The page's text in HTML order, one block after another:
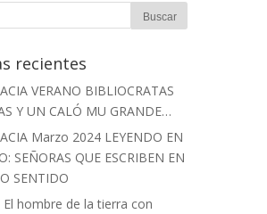
recientes
VERANO BIBLIOCRATAS
Y UN CALÓ MU GRANDE…
Marzo 2024 LEYENDO EN
SEÑORAS QUE ESCRIBEN EN
SENTIDO
El hombre de la tierra con